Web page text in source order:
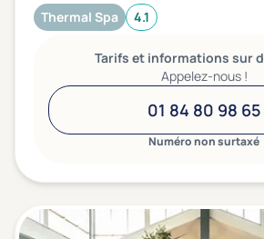
Thermal Spa 4.1
Tarifs et informations sur
Appelez-nous !
01 84 80 98 65
Numéro non surtaxé